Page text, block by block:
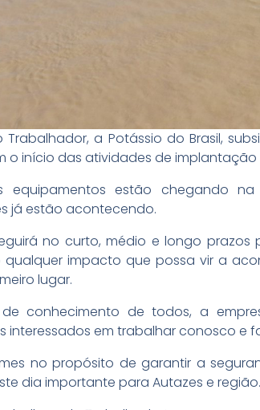
Trabalhador, a Potássio do Brasil,
o início das atividades de implantação
equipamentos estão chegando
já estão acontecendo.
no curto, médio e longo
qualquer impacto que possa vir a
lugar.
conhecimento de todos, a
interessados em trabalhar conosco e
no propósito de garantir a
dia importante para Autazes e região.